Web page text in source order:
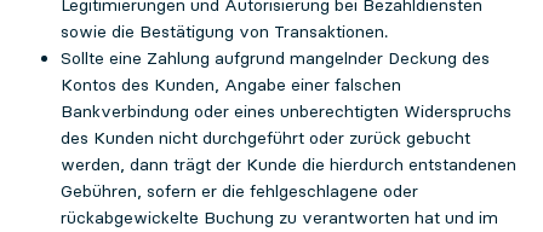
Legitimierungen und Autorisierung bei Bezahldiensten
sowie die Bestätigung von Transaktionen.
Sollte eine Zahlung aufgrund mangelnder Deckung des
Kontos des Kunden, Angabe einer falschen
Bankverbindung oder eines unberechtigten Widerspruchs
des Kunden nicht durchgeführt oder zurück gebucht
werden, dann trägt der Kunde die hierdurch entstandenen
Gebühren, sofern er die fehlgeschlagene oder
rückabgewickelte Buchung zu verantworten hat und im